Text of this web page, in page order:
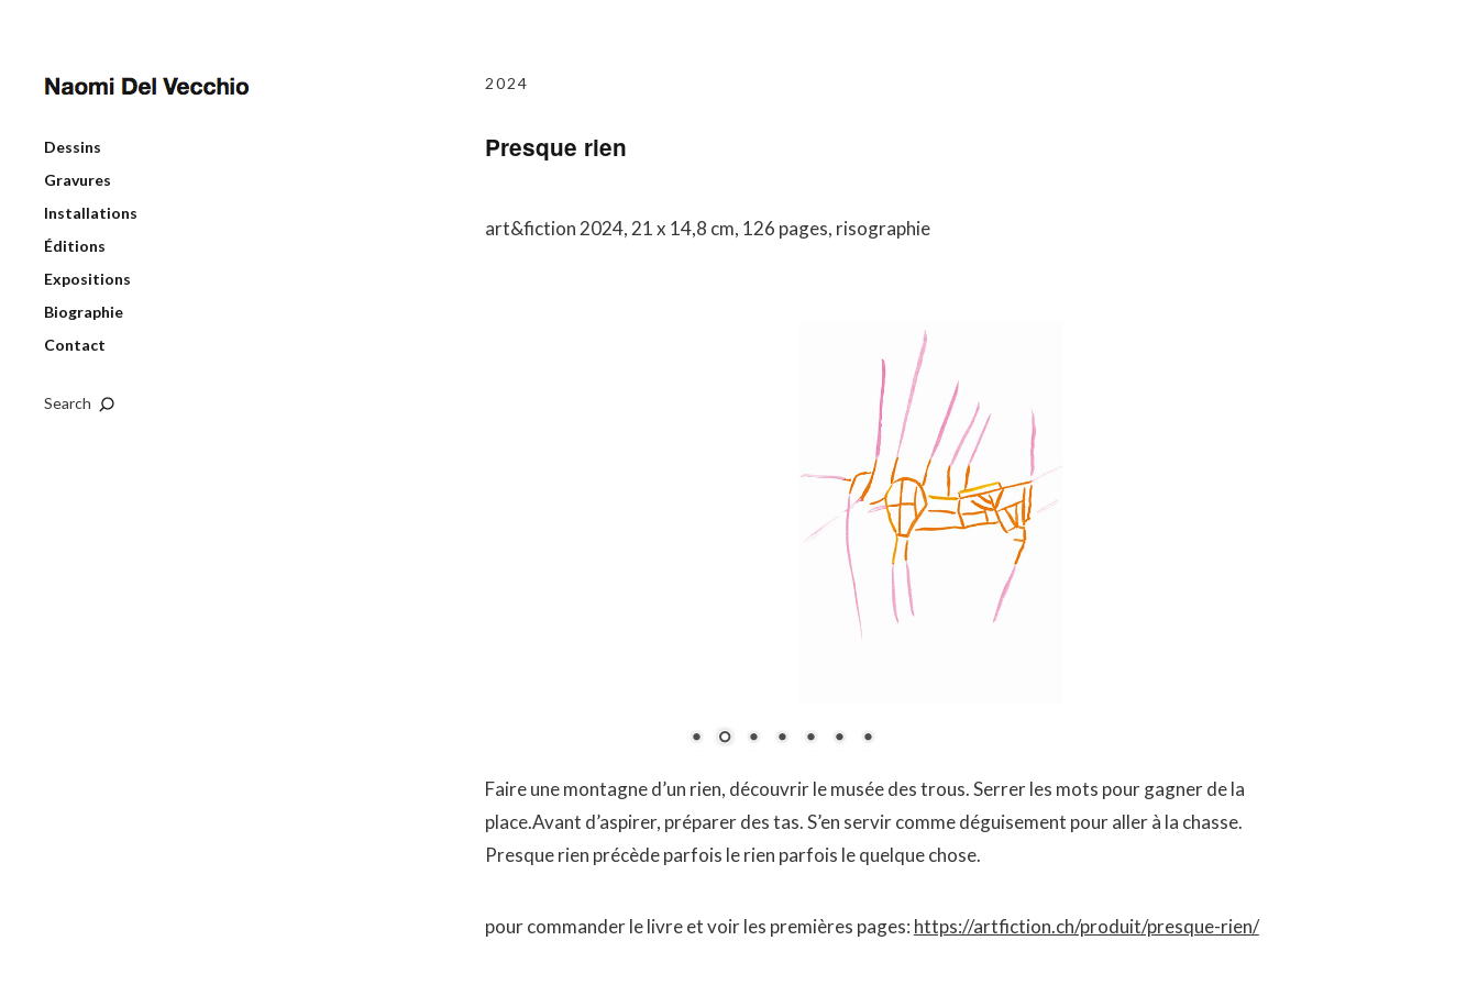
Dessins
Gravures
Installations
Éditions
Expositions
Biographie
Contact
Search
2024
Presque rien
art&fiction 2024, 21 x 14,8 cm, 126 pages, risographie
Faire une montagne d’un rien, découvrir le musée des trous. Serrer les mots pour gagner de la
place.Avant d’aspirer, préparer des tas. S’en servir comme déguisement pour aller à la chasse.
Presque rien précède parfois le rien parfois le quelque chose.
pour commander le livre et voir les premières pages: https://artfiction.ch/produit/presque-rien/